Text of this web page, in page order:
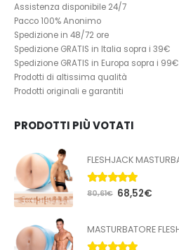
Assistenza disponibile 24/7
Pacco 100% Anonimo
Spedizione in 48/72 ore
Spedizione GRATIS in Italia sopra i 39€
Spedizione GRATIS in Europa sopra i 99€
Prodotti di altissima qualità
Prodotti originali e garantiti
PRODOTTI PIÙ VOTATI
5.00Su 5
80,61€ 68,52€